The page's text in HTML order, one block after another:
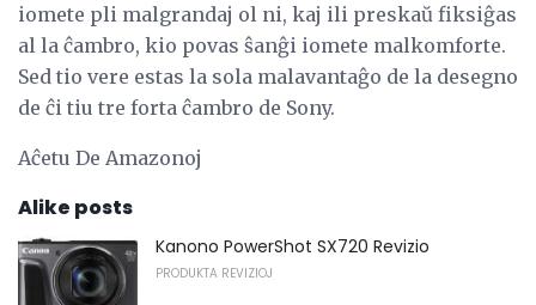
iomete pli malgrandaj ol ni, kaj ili preskaŭ fiksiĝas
al la ĉambro, kio povas ŝanĝi iomete malkomforte.
Sed tio vere estas la sola malavantaĝo de la desegno
de ĉi tiu tre forta ĉambro de Sony.
Aĉetu De Amazonoj
Alike posts
Kanono PowerShot SX720 Revizio
PRODUKTA REVIZIOJ